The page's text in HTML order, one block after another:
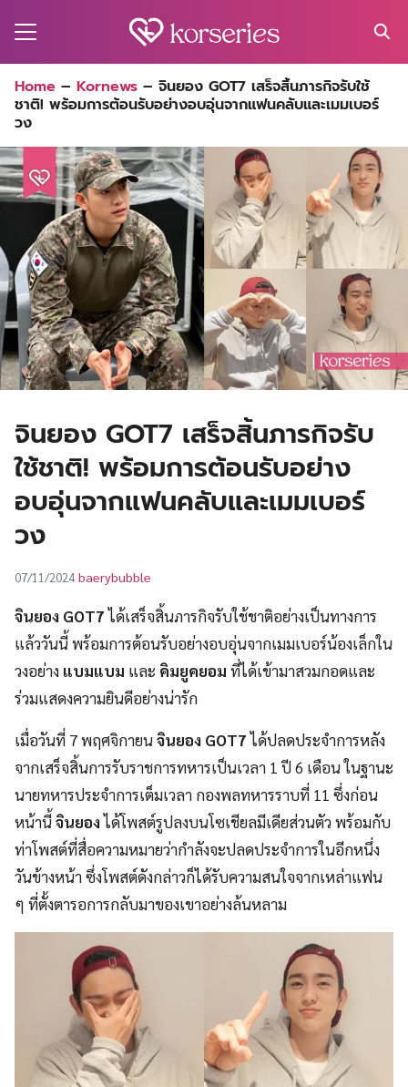
for:
Home – Kornews – จินยอง GOT7 เสร็จสิ้นภารกิจรับใช้
ชาติ! พร้อมการต้อนรับอย่างอบอุ่นจากแฟนคลับและเมมเบอร์
วง
จินยอง GOT7 เสร็จสิ้นภารกิจรับ
ใช้ชาติ! พร้อมการต้อนรับอย่าง
อบอุ่นจากแฟนคลับและเมมเบอร์
วง
07/11/2024 baerybubble
จินยอง GOT7ได้เสร็จสิ้นภารกิจรับใช้ชาติอย่างเป็นทางการ
แล้ววันนี้ พร้อมการต้อนรับอย่างอบอุ่นจากเมมเบอร์น้องเล็กใน
วงอย่าง แบมแบม และ คิมยูคยอม ที่ได้เข้ามาสวมกอดและ
ร่วมแสดงความยินดีอย่างน่ารัก
เมื่อวันที่ 7 พฤศจิกายนจินยอง GOT7ได้ปลดประจำการหลัง
จากเสร็จสิ้นการรับราชการทหารเป็นเวลา 1 ปี 6 เดือน ในฐานะ
นายทหารประจำการเต็มเวลา กองพลทหารราบที่ 11 ซึ่งก่อน
หน้านี้จินยองได้โพสต์รูปลงบนโซเชียลมีเดียส่วนตัว พร้อมกับ
ท่าโพสต์ที่สื่อความหมายว่ากำลังจะปลดประจำการในอีกหนึ่ง
วันข้างหน้า ซึ่งโพสต์ดังกล่าวก็ได้รับความสนใจจากเหล่าแฟน
ๆ ที่ตั้งตารอการกลับมาของเขาอย่างล้นหลาม